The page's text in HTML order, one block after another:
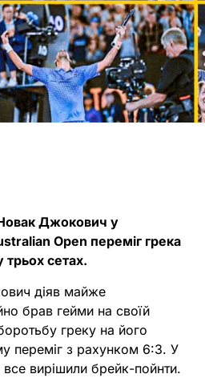
Джокович у
Open переміг грека
трьох сетах.
діяв майже
брав гейми на своїй
греку на його
переміг з рахунком 6:3. У
вирішили брейк-пойнти.